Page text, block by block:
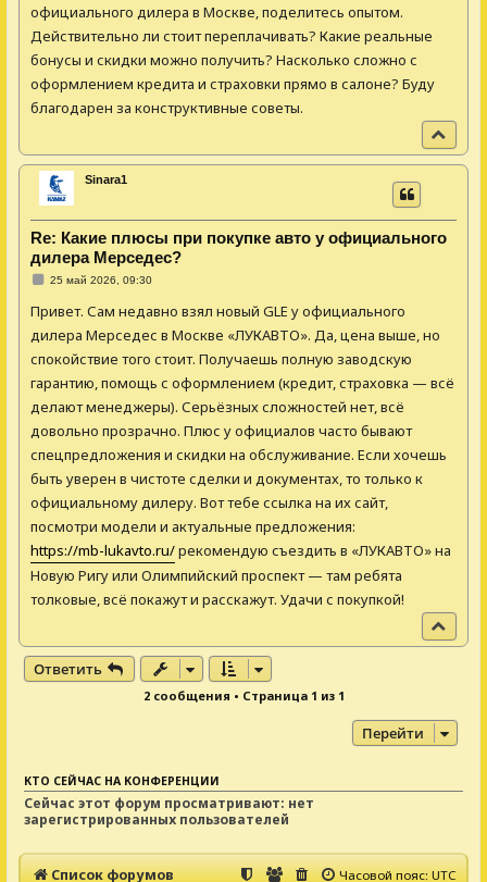
официального дилера в Москве, поделитесь опытом.
Действительно ли стоит переплачивать? Какие реальные
бонусы и скидки можно получить? Насколько сложно с
оформлением кредита и страховки прямо в салоне? Буду
благодарен за конструктивные советы.
е
р
т
л
Sinara1
Re: Какие плюсы при покупке авто у официального
дилера Мерседес?
С
б
е
н
е
25 май 2026, 09:30
Привет. Сам недавно взял новый GLE у официального
дилера Мерседес в Москве «ЛУКАВТО». Да, цена выше, но
спокойствие того стоит. Получаешь полную заводскую
гарантию, помощь с оформлением (кредит, страховка — всё
делают менеджеры). Серьёзных сложностей нет, всё
довольно прозрачно. Плюс у официалов часто бывают
спецпредложения и скидки на обслуживание. Если хочешь
быть уверен в чистоте сделки и документах, то только к
официальному дилеру. Вот тебе ссылка на их сайт,
посмотри модели и актуальные предложения:
https://mb-lukavto.ru/рекомендую съездить в «ЛУКАВТО» на
Новую Ригу или Олимпийский проспект — там ребята
толковые, всё покажут и расскажут. Удачи с покупкой!
е
т
ь
к
а
Ответить
2 сообщения • Страница 1 из 1
Перейти
КТО СЕЙЧАС НА КОНФЕРЕНЦИИ
Сейчас этот форум просматривают: нет
зарегистрированных пользователей
Список форумов Часовой пояс:UTC